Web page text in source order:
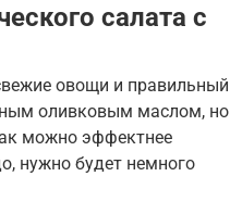
салата с
овощи и правильный
оливковым маслом, но
можно эффектнее
нужно будет немного